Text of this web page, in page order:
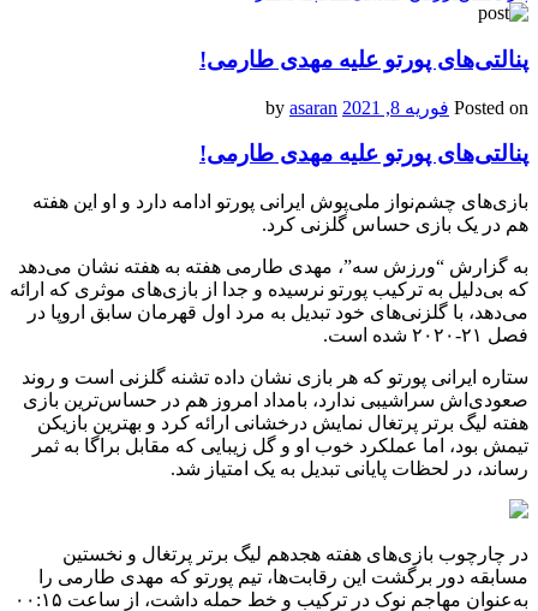
پنالتی‌های پورتو علیه مهدی طارمی!
Posted on فوریه 8, 2021 asaran
پنالتی‌های پورتو علیه مهدی طارمی!
بازی‌های چشم‌نواز ملی‌پوش ایرانی پورتو ادامه دارد و او این هفته
هم در یک بازی حساس گلزنی کرد.
به گزارش “ورزش سه”، مهدی طارمی هفته به هفته نشان می‌دهد
که بی‌دلیل به ترکیب پورتو نرسیده و جدا از بازی‌های موثری که ارائه
می‌دهد، با گلزنی‌های خود تبدیل به مرد اول قهرمان سابق اروپا در
فصل ۲۱-۲۰۲۰ شده است.
ستاره ایرانی پورتو که هر بازی نشان داده تشنه گلزنی است و روند
صعودی‌اش سراشیبی ندارد، بامداد امروز هم در حساس‌ترین بازی
هفته لیگ برتر پرتغال نمایش درخشانی ارائه کرد و بهترین بازیکن
تیمش بود، اما عملکرد خوب او و گل زیبایی که مقابل براگا به ثمر
رساند، در لحظات پایانی تبدیل به یک امتیاز شد.
در چارچوب بازی‌های هفته هجدهم لیگ برتر پرتغال و نخستین
مسابقه دور برگشت این رقابت‌ها، تیم پورتو که مهدی طارمی را
به‌عنوان مهاجم نوک در ترکیب و خط حمله داشت، از ساعت ۰۰:۱۵